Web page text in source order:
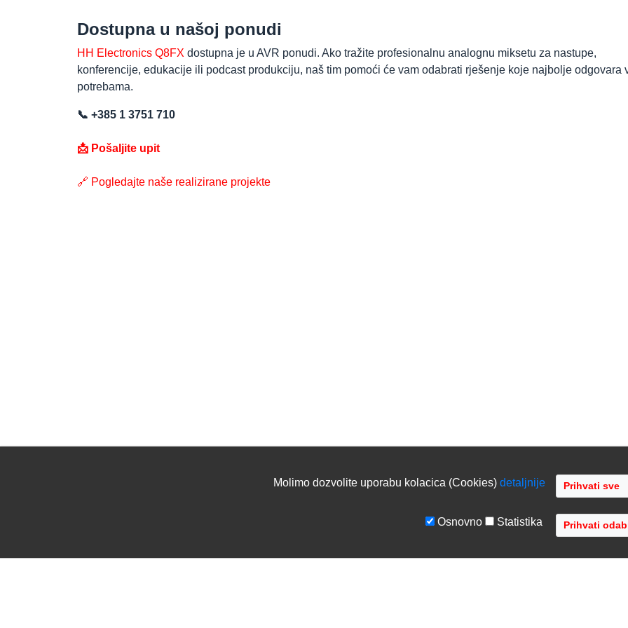
Dostupna u našoj ponudi
HH Electronics Q8FX dostupna je u AVR ponudi. Ako tražite profesionalnu analognu miksetu za nastupe,
konferencije, edukacije ili podcast produkciju, naš tim pomoći će vam odabrati rješenje koje najbolje odgovara
potrebama.
📞 +385 1 3751 710
📩 Pošaljite upit
🔗 Pogledajte naše realizirane projekte
Molimo dozvolite uporabu kolacica (Cookies) detaljnije
Osnovno Statistika